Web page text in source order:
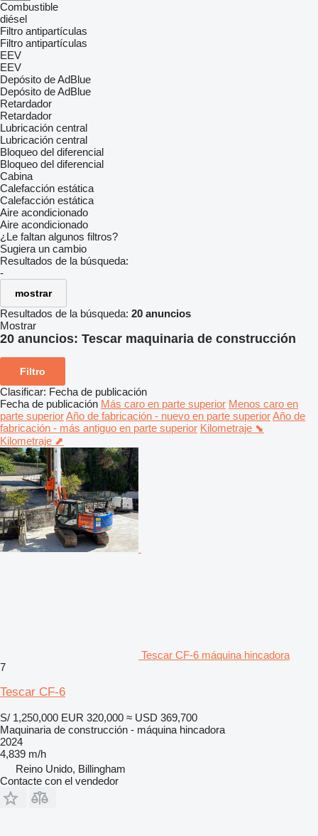
Combustible
diésel
Filtro antipartículas
Filtro antipartículas
EEV
EEV
Depósito de AdBlue
Depósito de AdBlue
Retardador
Retardador
Lubricación central
Lubricación central
Bloqueo del diferencial
Bloqueo del diferencial
Cabina
Calefacción estática
Calefacción estática
Aire acondicionado
Aire acondicionado
¿Le faltan algunos filtros?
Sugiera un cambio
Resultados de la búsqueda:
-
mostrar
Resultados de la búsqueda: 20 anuncios
Mostrar
20 anuncios: Tescar maquinaria de construcción
Filtro
Clasificar: Fecha de publicación
Fecha de publicación Más caro en parte superior Menos caro en
parte superiorAño de fabricación - nuevo en parte superiorAño de
fabricación - más antiguo en parte superior Kilometraje ⬊
Kilometraje ⬈
Tescar CF-6 máquina hincadora
7
Tescar CF-6
S/ 1,250,000 EUR 320,000 ≈ USD 369,700
Maquinaria de construcción - máquina hincadora
2024
4,839 m/h
Reino Unido, Billingham
Contacte con el vendedor